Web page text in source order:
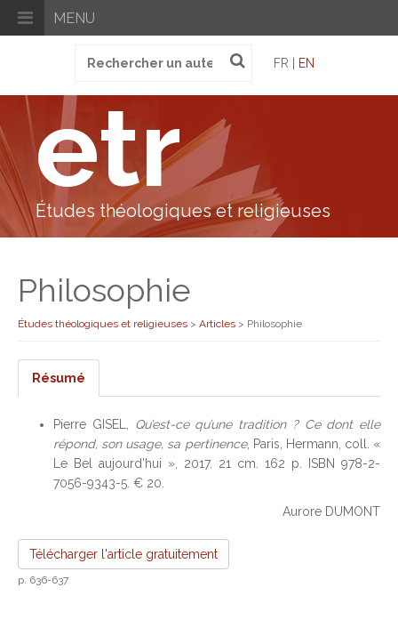
MENU
pour
FR | EN
etr
Études théologiques et religieuses
Philosophie
Études théologiques et religieuses > Articles > Philosophie
Résumé
Pierre GISEL, Qu’est-ce qu’une tradition ? Ce dont elle
répond, son usage, sa pertinence, Paris, Hermann, coll. «
Le Bel aujourd’hui », 2017. 21 cm. 162 p. ISBN 978-2-
7056-9343-5. € 20.
Aurore DUMONT
Télécharger l'article gratuitement
p. 636-637